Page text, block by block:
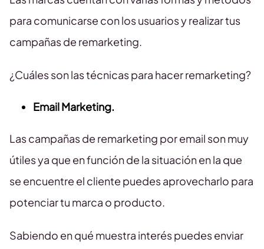
para comunicarse con los usuarios y realizar tus
campañas de remarketing.
¿Cuáles son las técnicas para hacer remarketing?
Email Marketing.
Las campañas de remarketing por email son muy
útiles ya que en función de la situación en la que
se encuentre el cliente puedes aprovecharlo para
potenciar tu marca o producto.
Sabiendo en qué muestra interés puedes enviar